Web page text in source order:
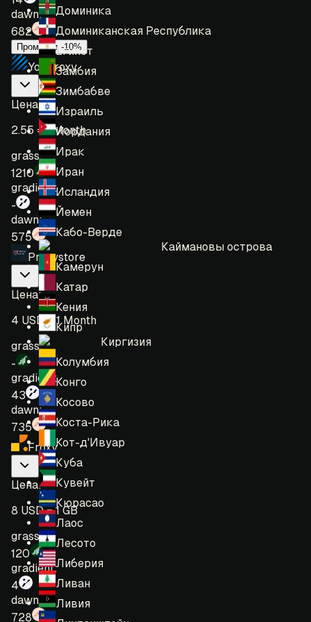
Доминика
Доминиканская Республика
Египет
Замбия
Зимбабве
Израиль
Иордания
Ирак
Иран
Исландия
Йемен
Кабо-Верде
Каймановы острова
Камерун
Катар
Кения
Кипр
Киргизия
Колумбия
Конго
Косово
Коста-Рика
Кот-д'Ивуар
Куба
Кувейт
Кюрасао
Лаос
Лесото
Либерия
Ливан
Ливия
dawn:
682
Промокод -10%
YouProxy
Цена:
2.55 = 1 Month
grass:
1210
gradient:
-
dawn:
575
Proxystore
Цена:
4 USD = 1 Month
grass:
-
gradient:
43
dawn:
735
Froxy
Цена:
8 USD = 1 GB
grass:
120
gradient:
4
dawn:
728